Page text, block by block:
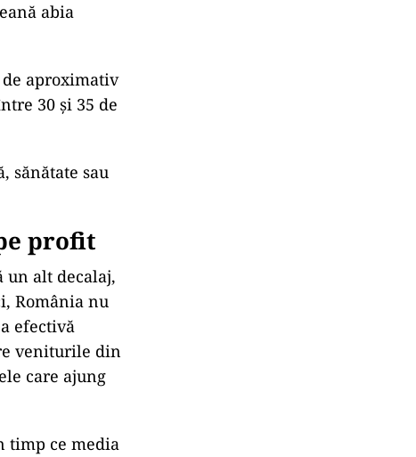
abia
aproximativ
30 și 35 de
sănătate sau
profit
un alt decalaj,
România nu
efectivă
veniturile din
care ajung
timp ce media